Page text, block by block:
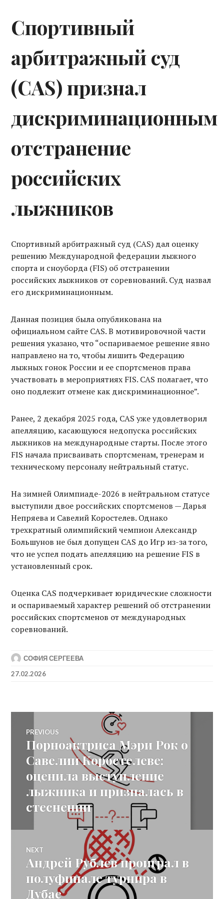
Спортивный
арбитражный суд
(CAS) признал
дискриминационным
отстранение
российских
лыжников
Спортивный арбитражный суд (CAS) дал оценку
решению Международной федерации лыжного
спорта и сноуборда (FIS) об отстранении
российских лыжников от соревнований. Суд назвал
его дискриминационным.
Данная позиция была опубликована на
официальном сайте CAS. В мотивировочной части
решения указано, что “оспариваемое решение явно
направлено на то, чтобы лишить Федерацию
лыжных гонок России и ее спортсменов права
участвовать в мероприятиях FIS. CAS полагает, что
оно подлежит отмене как дискриминационное”.
Ранее, 2 декабря 2025 года, CAS уже удовлетворил
апелляцию, касающуюся недопуска российских
лыжников на международные старты. После этого
FIS начала присваивать спортсменам, тренерам и
техническому персоналу нейтральный статус.
На зимней Олимпиаде-2026 в нейтральном статусе
выступили двое российских спортсменов — Дарья
Непряева и Савелий Коростелев. Однако
трехкратный олимпийский чемпион Александр
Большунов не был допущен CAS до Игр из-за того,
что не успел подать апелляцию на решение FIS в
установленный срок.
Оценка CAS подчеркивает юридические сложности
и оспариваемый характер решений об отстранении
российских спортсменов от международных
соревнований.
СОФИЯ СЕРГЕЕВА
27.02.2026
Post
navigation
PREVIOUS
Previous
post:
Порноактриса Мэри Рок о
Савелии Коростелеве:
оценила выступление
лыжника и призналась в
стеснении
NEXT
Next
post:
Андрей Рублев проиграл в
полуфинале турнира в
Дубае